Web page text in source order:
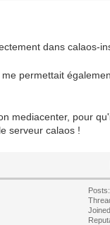
dans calaos-
permettait
mediacenter, pour
serveur calaos !